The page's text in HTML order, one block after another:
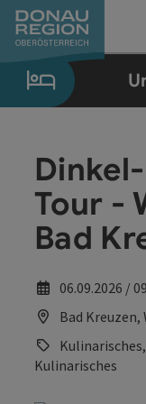
Zum Inhalt
Zur Navigation
Zum Seitenanfang
Zur Kontaktseite
Zum Impressum
Zur Startseite
Tour -
Bad
06.09.2026 /
Bad
Kulinarisches